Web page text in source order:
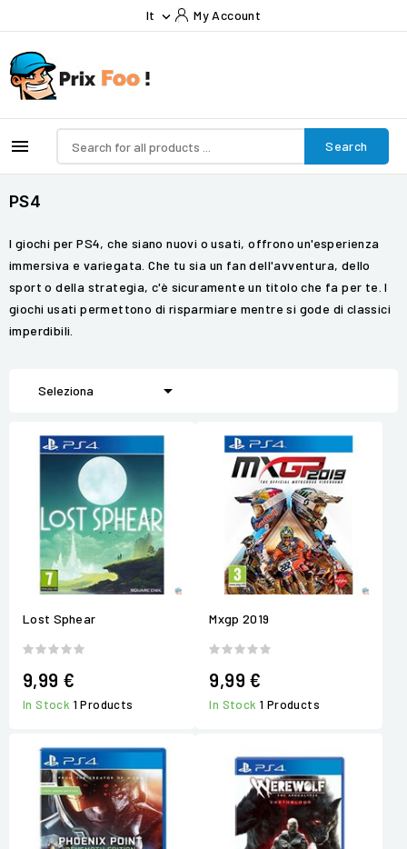
It  My Account
 Search
PS4
I giochi per PS4, che siano nuovi o usati, offrono un'esperienza
immersiva e variegata. Che tu sia un fan dell'avventura, dello
sport o della strategia, c'è sicuramente un titolo che fa per te. I
giochi usati permettono di risparmiare mentre si gode di classici
imperdibili.
Seleziona 
Lost Sphear
9,99 €
In Stock 1 Products
Mxgp 2019
9,99 €
In Stock1 Products